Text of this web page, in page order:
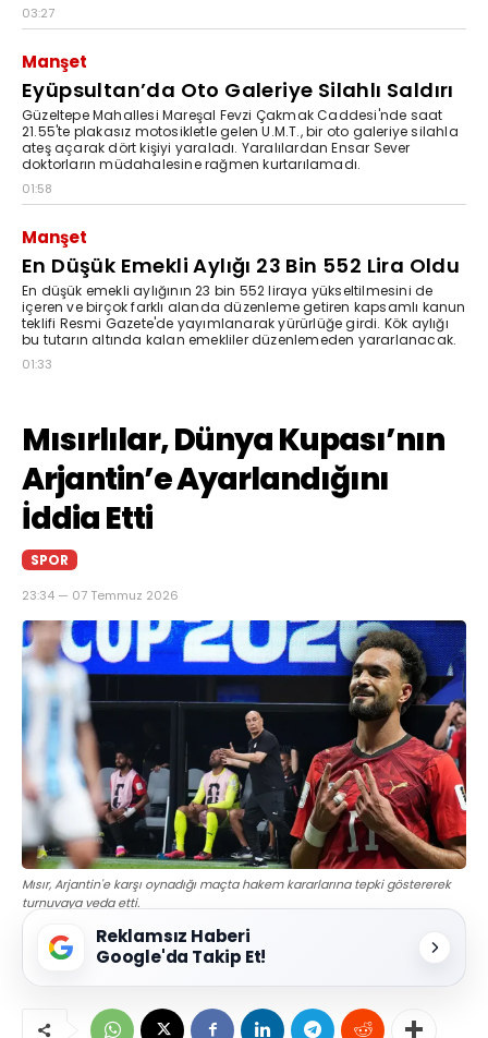
03:27
Manşet
Eyüpsultan’da Oto Galeriye Silahlı Saldırı
Güzeltepe Mahallesi Mareşal Fevzi Çakmak Caddesi'nde saat
21.55'te plakasız motosikletle gelen U.M.T., bir oto galeriye silahla
ateş açarak dört kişiyi yaraladı. Yaralılardan Ensar Sever
doktorların müdahalesine rağmen kurtarılamadı.
01:58
Manşet
En Düşük Emekli Aylığı 23 Bin 552 Lira Oldu
En düşük emekli aylığının 23 bin 552 liraya yükseltilmesini de
içeren ve birçok farklı alanda düzenleme getiren kapsamlı kanun
teklifi Resmi Gazete'de yayımlanarak yürürlüğe girdi. Kök aylığı
bu tutarın altında kalan emekliler düzenlemeden yararlanacak.
01:33